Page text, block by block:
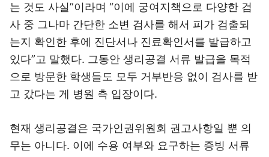
는 것도 사실”이라며 “이에 궁여지책으로 다양한 검
사 중 그나마 간단한 소변 검사를 해서 피가 검출되
는지 확인한 후에 진단서나 진료확인서를 발급하고
있다”고 말했다. 그동안 생리공결 서류 발급을 목적
으로 방문한 학생들도 모두 거부반응 없이 검사를 받
고 갔다는 게 병원 측 입장이다.
현재 생리공결은 국가인권위원회 권고사항일 뿐 의
무는 아니다. 이에 수용 여부와 요구하는 증빙 서류